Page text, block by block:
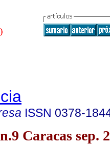
ISSN 0378-
Caracas sep.